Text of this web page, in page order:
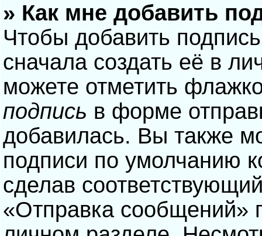
» Как мне добавить
Чтобы добавить
сначала создать её в
можете отметить
подпись в форме
добавилась. Вы также
подписи по умолчанию
сделав
«Отправка сообщений»